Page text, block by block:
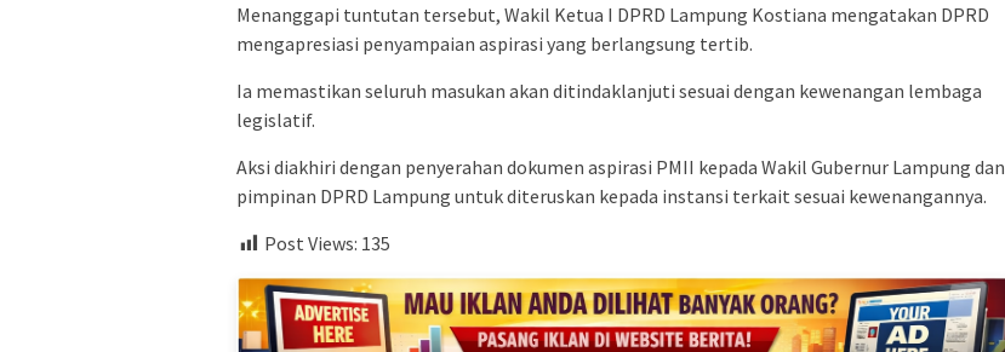
Menanggapi tuntutan tersebut, Wakil Ketua I DPRD Lampung Kostiana mengatakan DPRD
mengapresiasi penyampaian aspirasi yang berlangsung tertib.
Ia memastikan seluruh masukan akan ditindaklanjuti sesuai dengan kewenangan lembaga
legislatif.
Aksi diakhiri dengan penyerahan dokumen aspirasi PMII kepada Wakil Gubernur Lampung dan
pimpinan DPRD Lampung untuk diteruskan kepada instansi terkait sesuai kewenangannya.
Post Views: 135